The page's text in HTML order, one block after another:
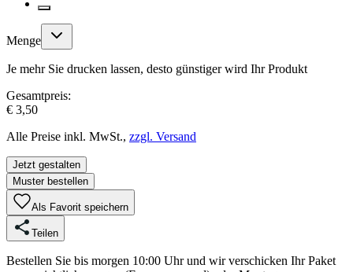
Menge
Je mehr Sie drucken lassen, desto günstiger wird Ihr Produkt
Gesamtpreis:
€ 3,50
Alle Preise inkl. MwSt., zzgl. Versand
Jetzt gestalten
Muster bestellen
Als Favorit speichern
Teilen
Bestellen Sie bis morgen 10:00 Uhr und wir verschicken Ihr Paket